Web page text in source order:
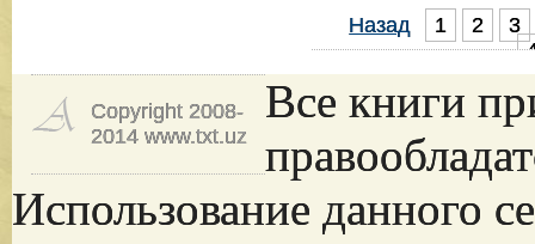
Назад
1 2
3
Copyright 2008-
2014 www.txt.uz
Все книги
Использование данного